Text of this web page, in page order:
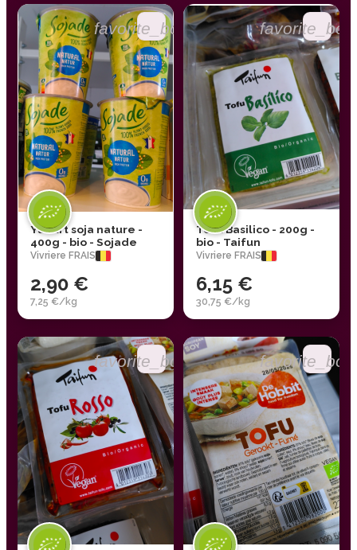
favorite_border
Yaourt soja nature -
400g - bio - Sojade
Vivriere FRAIS
2,90 €
7,25 €/kg
Tofu Basilico - 200g -
bio - Taifun
Vivriere FRAIS
6,15 €
30,75 €/kg
favorite_border